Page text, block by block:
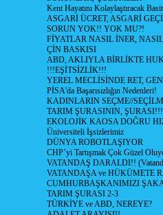
Kent Hayatını Kolaylaştıracak
ASGARİ ÜCRET, ASGARİ
SORUN YOK!! YOK MU?!
FİYATLAR NASIL İNER,
ÇİN BASKISI
ABD, AKLIYLA BİRLİKTE
!!!EŞİTSİZLİK!!!
YEREL MECLİSİNDE RET,
PİSA'da Başarısızlığın Nedenleri!
KADINLARIN SEÇME//
TARIM ŞURASININ, ŞURASI!!!
EKOLOJİK KAOSA DOĞRU
Üniversiteli İşsizlerimiz
DÜNYA ROBOTLAŞIYOR
CHP’yi Tartışmak Çok Güzel
VATANDAŞ DARALDI!!
VATANDAŞA ve HÜKÜMETE
CUMHURBAŞKANIMIZI
TARIM ŞURASI 2-3
TÜRKİYE ve ABD, NEREYE?